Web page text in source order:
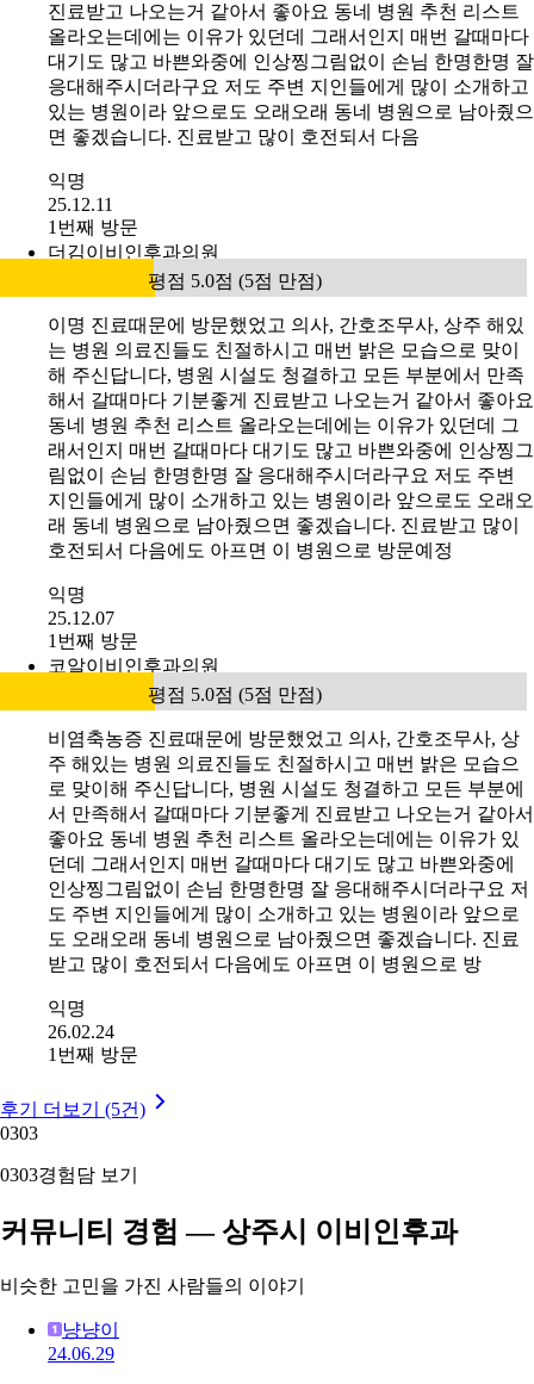
진료받고 나오는거 같아서 좋아요 동네 병원 추천 리스트
올라오는데에는 이유가 있던데 그래서인지 매번 갈때마다
대기도 많고 바쁜와중에 인상찡그림없이 손님 한명한명 잘
응대해주시더라구요 저도 주변 지인들에게 많이 소개하고
있는 병원이라 앞으로도 오래오래 동네 병원으로 남아줬으
면 좋겠습니다. 진료받고 많이 호전되서 다음
익명
25.12.11
1번째 방문
더김이비인후과의원
평점 5.0점 (5점 만점)
이명 진료때문에 방문했었고 의사, 간호조무사, 상주 해있
는 병원 의료진들도 친절하시고 매번 밝은 모습으로 맞이
해 주신답니다, 병원 시설도 청결하고 모든 부분에서 만족
해서 갈때마다 기분좋게 진료받고 나오는거 같아서 좋아요
동네 병원 추천 리스트 올라오는데에는 이유가 있던데 그
래서인지 매번 갈때마다 대기도 많고 바쁜와중에 인상찡그
림없이 손님 한명한명 잘 응대해주시더라구요 저도 주변
지인들에게 많이 소개하고 있는 병원이라 앞으로도 오래오
래 동네 병원으로 남아줬으면 좋겠습니다. 진료받고 많이
호전되서 다음에도 아프면 이 병원으로 방문예정
익명
25.12.07
1번째 방문
코알이비인후과의원
평점 5.0점 (5점 만점)
비염축농증 진료때문에 방문했었고 의사, 간호조무사, 상
주 해있는 병원 의료진들도 친절하시고 매번 밝은 모습으
로 맞이해 주신답니다, 병원 시설도 청결하고 모든 부분에
서 만족해서 갈때마다 기분좋게 진료받고 나오는거 같아서
좋아요 동네 병원 추천 리스트 올라오는데에는 이유가 있
던데 그래서인지 매번 갈때마다 대기도 많고 바쁜와중에
인상찡그림없이 손님 한명한명 잘 응대해주시더라구요 저
도 주변 지인들에게 많이 소개하고 있는 병원이라 앞으로
도 오래오래 동네 병원으로 남아줬으면 좋겠습니다. 진료
받고 많이 호전되서 다음에도 아프면 이 병원으로 방
익명
26.02.24
1번째 방문
후기 더보기 (5건)
0303
0303경험담 보기
커뮤니티 경험 — 상주시 이비인후과
비슷한 고민을 가진 사람들의 이야기
냥냥이
24.06.29